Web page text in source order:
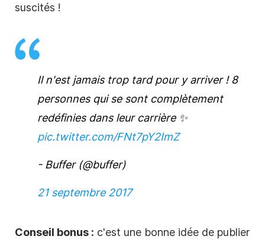
suscités !
Il n'est jamais trop tard pour y arriver ! 8
personnes qui se sont complètement
redéfinies dans leur carrière ✨
pic.twitter.com/FNt7pY2ImZ
- Buffer (@buffer)
21 septembre 2017
Conseil bonus : c'est une bonne idée de publier